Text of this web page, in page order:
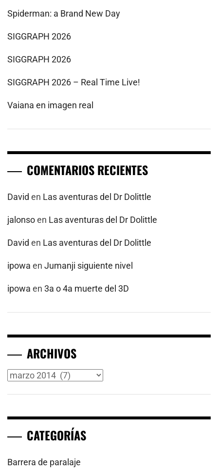
Spiderman: a Brand New Day
SIGGRAPH 2026
SIGGRAPH 2026
SIGGRAPH 2026 – Real Time Live!
Vaiana en imagen real
COMENTARIOS RECIENTES
David en Las aventuras del Dr Dolittle
jalonsoen Las aventuras del Dr Dolittle
David en Las aventuras del Dr Dolittle
ipowa en Jumanji siguiente nivel
ipowa en 3a o 4a muerte del 3D
ARCHIVOS
Archivos
CATEGORÍAS
Barrera de paralaje